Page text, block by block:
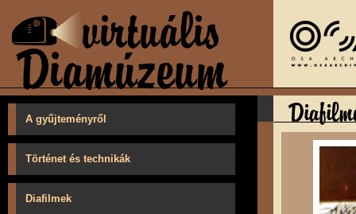
A gyűjteményről
Történet és technikák
Diafilmek